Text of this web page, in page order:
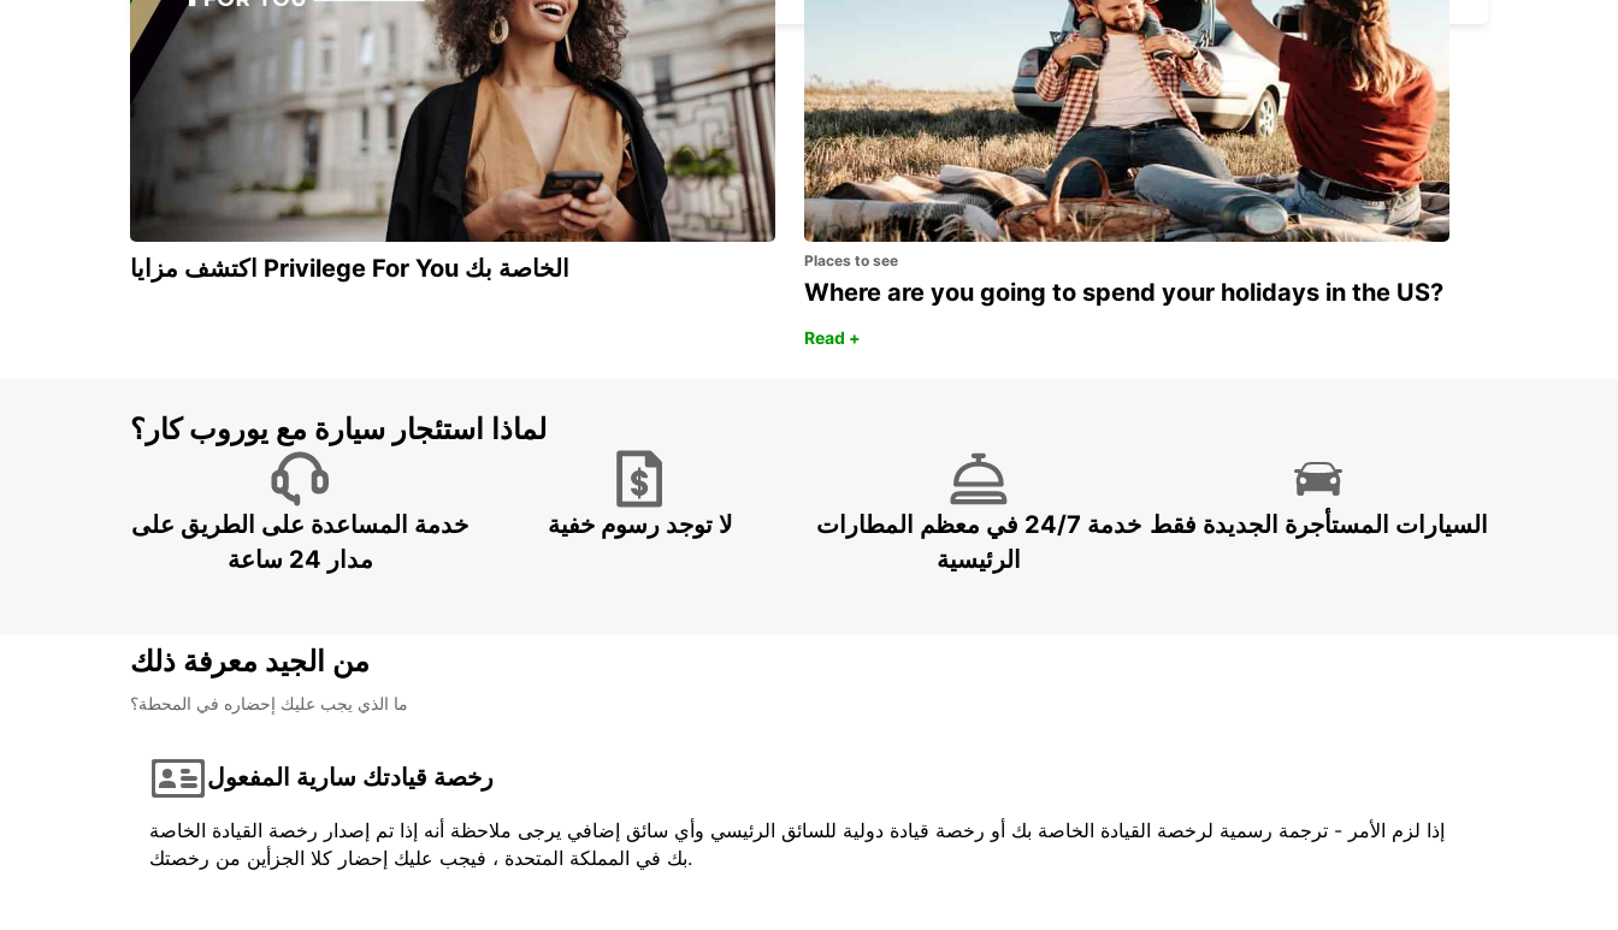
اكتشف مزايا Privilege For You الخاصة بك Places to see
Where are you going to spend your holidays in the US?
Read +
لماذا استئجار سيارة مع يوروب كار؟
خدمة المساعدة على الطريق على
مدار 24 ساعة
لا توجد رسوم خفية
خدمة 24/7 في معظم المطارات
الرئيسية
السيارات المستأجرة الجديدة فقط
من الجيد معرفة ذلك
ما الذي يجب عليك إحضاره في المحطة؟
رخصة قيادتك سارية المفعول
إذا لزم الأمر - ترجمة رسمية لرخصة القيادة الخاصة بك أو رخصة قيادة دولية للسائق الرئيسي وأي سائق إضافي يرجى ملاحظة أنه إذا تم إصدار رخصة القيادة الخاصة
بك في المملكة المتحدة ، فيجب عليك إحضار كلا الجزأين من رخصتك.